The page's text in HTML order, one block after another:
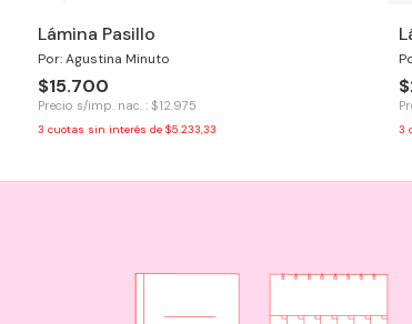
Lámina Pasillo
Por: Agustina Minuto
$15.700
Precio s/imp. nac. : $12.975
3 cuotas sin interés de $5.233,33 3